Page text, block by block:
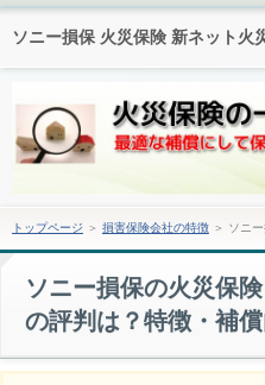
ソニー損保 火災保険 新ネット火
トップページ ＞ 損害保険会社の特徴＞ ソニー
ソニー損保の火災保
の評判は？特徴・補